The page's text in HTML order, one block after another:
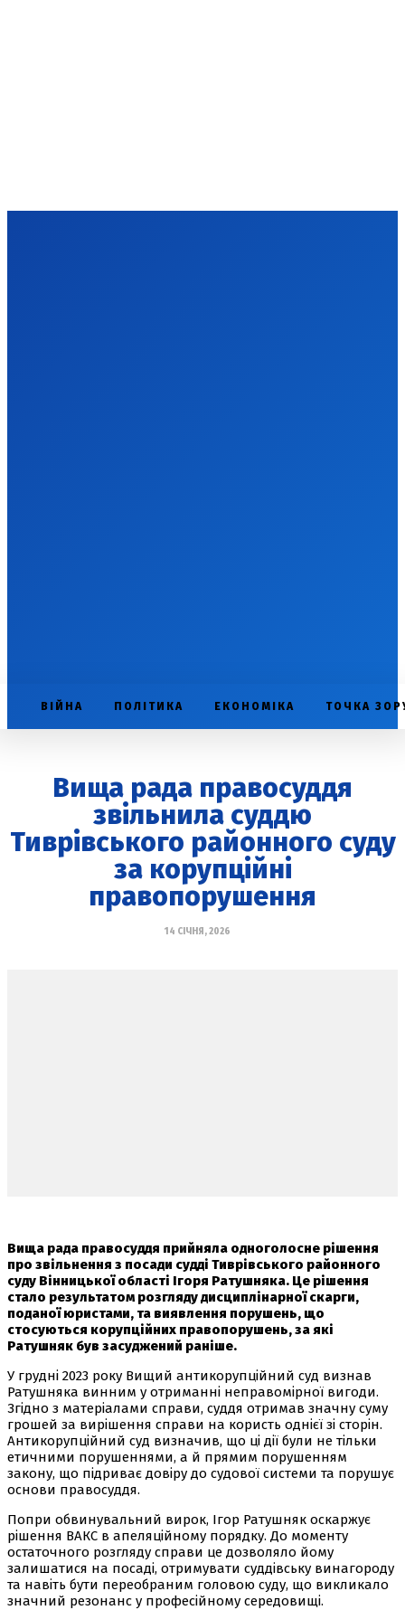
ВІЙНА ПОЛІТИКА ЕКОНОМІКА ТОЧКА
Вища рада правосуддя
звільнила суддю
Тиврівського районного суду
за корупційні
правопорушення
14 СІЧНЯ, 2026
Вища рада правосуддя прийняла одноголосне рішення
про звільнення з посади судді Тиврівського районного
суду Вінницької області Ігоря Ратушняка. Це рішення
стало результатом розгляду дисциплінарної скарги,
поданої юристами, та виявлення порушень, що
стосуються корупційних правопорушень, за які
Ратушняк був засуджений раніше.
У грудні 2023 року Вищий антикорупційний суд визнав
Ратушняка винним у отриманні неправомірної вигоди.
Згідно з матеріалами справи, суддя отримав значну суму
грошей за вирішення справи на користь однієї зі сторін.
Антикорупційний суд визначив, що ці дії були не тільки
етичними порушеннями, а й прямим порушенням
закону, що підриває довіру до судової системи та порушує
основи правосуддя.
Попри обвинувальний вирок, Ігор Ратушняк оскаржує
рішення ВАКС в апеляційному порядку. До моменту
остаточного розгляду справи це дозволяло йому
залишатися на посаді, отримувати суддівську винагороду
та навіть бути переобраним головою суду, що викликало
значний резонанс у професійному середовищі.